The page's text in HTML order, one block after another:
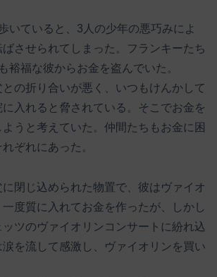
いていると、3人の少年の悪巧みによ
させられてしまった。フランキーたち
裕福な彼からお金を盗んでいた。
の折り合いが悪く、いつもけんかして
に入れると脅されている。そこでお金を
うと考えていた。仲間たちもお金に困
ぞれにあった。
閉じ込められた物置で、彼はヴァイオ
一度質に入れてお金を作ったが、しかし
ツのヴァイオリンコンサートに紛れ込
を流して感激し、ヴァイオリンを買い